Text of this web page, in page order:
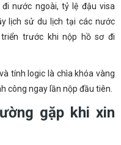
nước ngoài, tỷ lệ đậu visa
lịch sử du lịch tại các nước
trước khi nộp hồ sơ đi
tính logic là chìa khóa vàng
công ngay lần nộp đầu tiên.
gặp khi xin